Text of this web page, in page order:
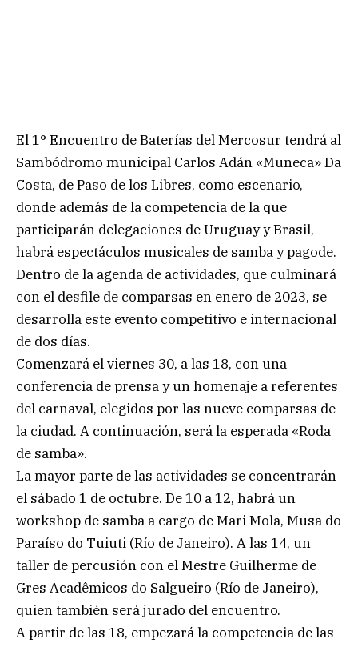
El 1° Encuentro de Baterías del Mercosur tendrá al
Sambódromo municipal Carlos Adán «Muñeca» Da
Costa, de Paso de los Libres, como escenario,
donde además de la competencia de la que
participarán delegaciones de Uruguay y Brasil,
habrá espectáculos musicales de samba y pagode.
Dentro de la agenda de actividades, que culminará
con el desfile de comparsas en enero de 2023, se
desarrolla este evento competitivo e internacional
de dos días.
Comenzará el viernes 30, a las 18, con una
conferencia de prensa y un homenaje a referentes
del carnaval, elegidos por las nueve comparsas de
la ciudad. A continuación, será la esperada «Roda
de samba».
La mayor parte de las actividades se concentrarán
el sábado 1 de octubre. De 10 a 12, habrá un
workshop de samba a cargo de Mari Mola, Musa do
Paraíso do Tuiuti (Río de Janeiro). A las 14, un
taller de percusión con el Mestre Guilherme de
Gres Acadêmicos do Salgueiro (Río de Janeiro),
quien también será jurado del encuentro.
A partir de las 18, empezará la competencia de las